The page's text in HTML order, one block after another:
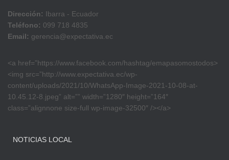
Dirección: Ibarra - Ecuador
Teléfono: 099 718 4835
Email: gerencia@expectativa.ec
<a href=”https://www.facebook.com/hashtag/emapasomostodos>
<img src=”http://www.expectativa.ec/wp-
content/uploads/2021/10/WhatsApp-Image-2021-10-08-at-
10.45.12-8.jpeg” alt=”” width=”1280″ height=”164″
class=”alignnone size-full wp-image-32500″ /></a>
NOTICIAS LOCAL